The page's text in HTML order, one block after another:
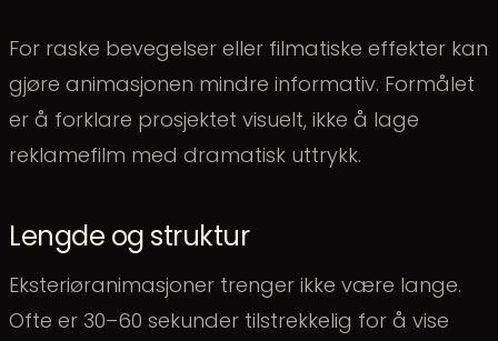
For raske bevegelser eller filmatiske effekter kan
gjøre animasjonen mindre informativ. Formålet
er å forklare prosjektet visuelt, ikke å lage
reklamefilm med dramatisk uttrykk.
Lengde og struktur
Eksteriøranimasjoner trenger ikke være lange.
Ofte er 30–60 sekunder tilstrekkelig for å vise